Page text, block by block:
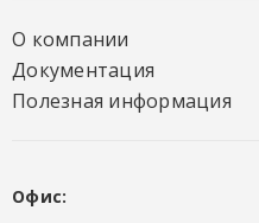
О компании
Документация
Полезная информация
Офис: